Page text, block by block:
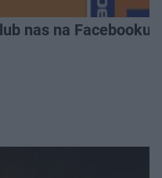
nas na Facebooku!